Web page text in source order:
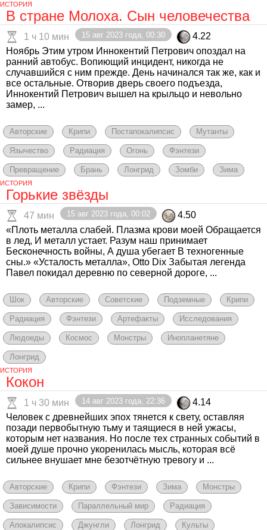
ИСТОРИЯ
В стране Молоха. Сын человечества
1 ч 10 мин 15 авг 2023 года, 00:30
4.22
Ноябрь Этим утром Иннокентий Петрович опоздал на
ранний автобус. Вопиющий инцидент, никогда не
случавшийся с ним прежде. День начинался так же, как и
все остальные. Отворив дверь своего подъезда,
Иннокентий Петрович вышел на крыльцо и невольно
замер, ...
Авторские Крипи Постапокалипсис Мутанты
Язычество Радиация Огонь Фэнтези
Превращение Брань Лонгрид Зомби Зима
ИСТОРИЯ
Горькие звёзды
47 мин 15 авг 2023 года, 00:02
4.50
«Плоть металла слабей. Плазма крови моей Обращается
в лед, И металл устает. Разум наш принимает
Бесконечность войны, А душа убегает В техногенные
сны.» «Усталость металла», Otto Dix Забытая легенда
Павел покидал деревню по северной дороге, ...
Шок Авторские Советские Подземные Крипи
Радиация Фэнтези Артефакты Исследования
Людоеды Космос Монстры Инопланетяне
Лонгрид
ИСТОРИЯ
Кокон
1 ч 30 мин 14 авг 2023 года, 22:36
4.14
Человек с древнейших эпох тянется к свету, оставляя
позади первобытную тьму и таящиеся в ней ужасы,
которым нет названия. Но после тех странных событий в
моей душе прочно укоренилась мысль, которая всё
сильнее внушает мне безотчётную тревогу и ...
Авторские Крипи Фэнтези Зима Монстры
Зависимости Параллельный мир Радиация
Апокалипсис Джунгли Лонгрид Культы